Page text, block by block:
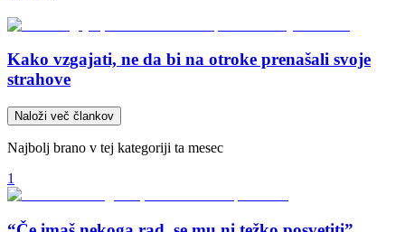
Kako vzgajati, ne da bi na otroke prenašali svoje
strahove
Naloži več člankov
Najbolj brano v tej kategoriji ta mesec
1